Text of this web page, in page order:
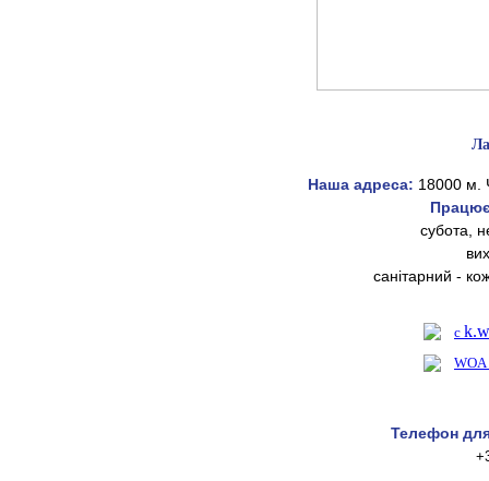
Наша адреса: 18000 м.
субота,
санітарний -
с
WOA
Телефон